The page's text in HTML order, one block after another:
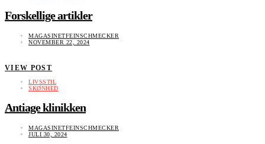
Forskellige artikler
MAGASINETFEINSCHMECKER
NOVEMBER 22, 2024
VIEW POST
LIVSSTIL
SKØNHED
Antiage klinikken
MAGASINETFEINSCHMECKER
JULI 30, 2024